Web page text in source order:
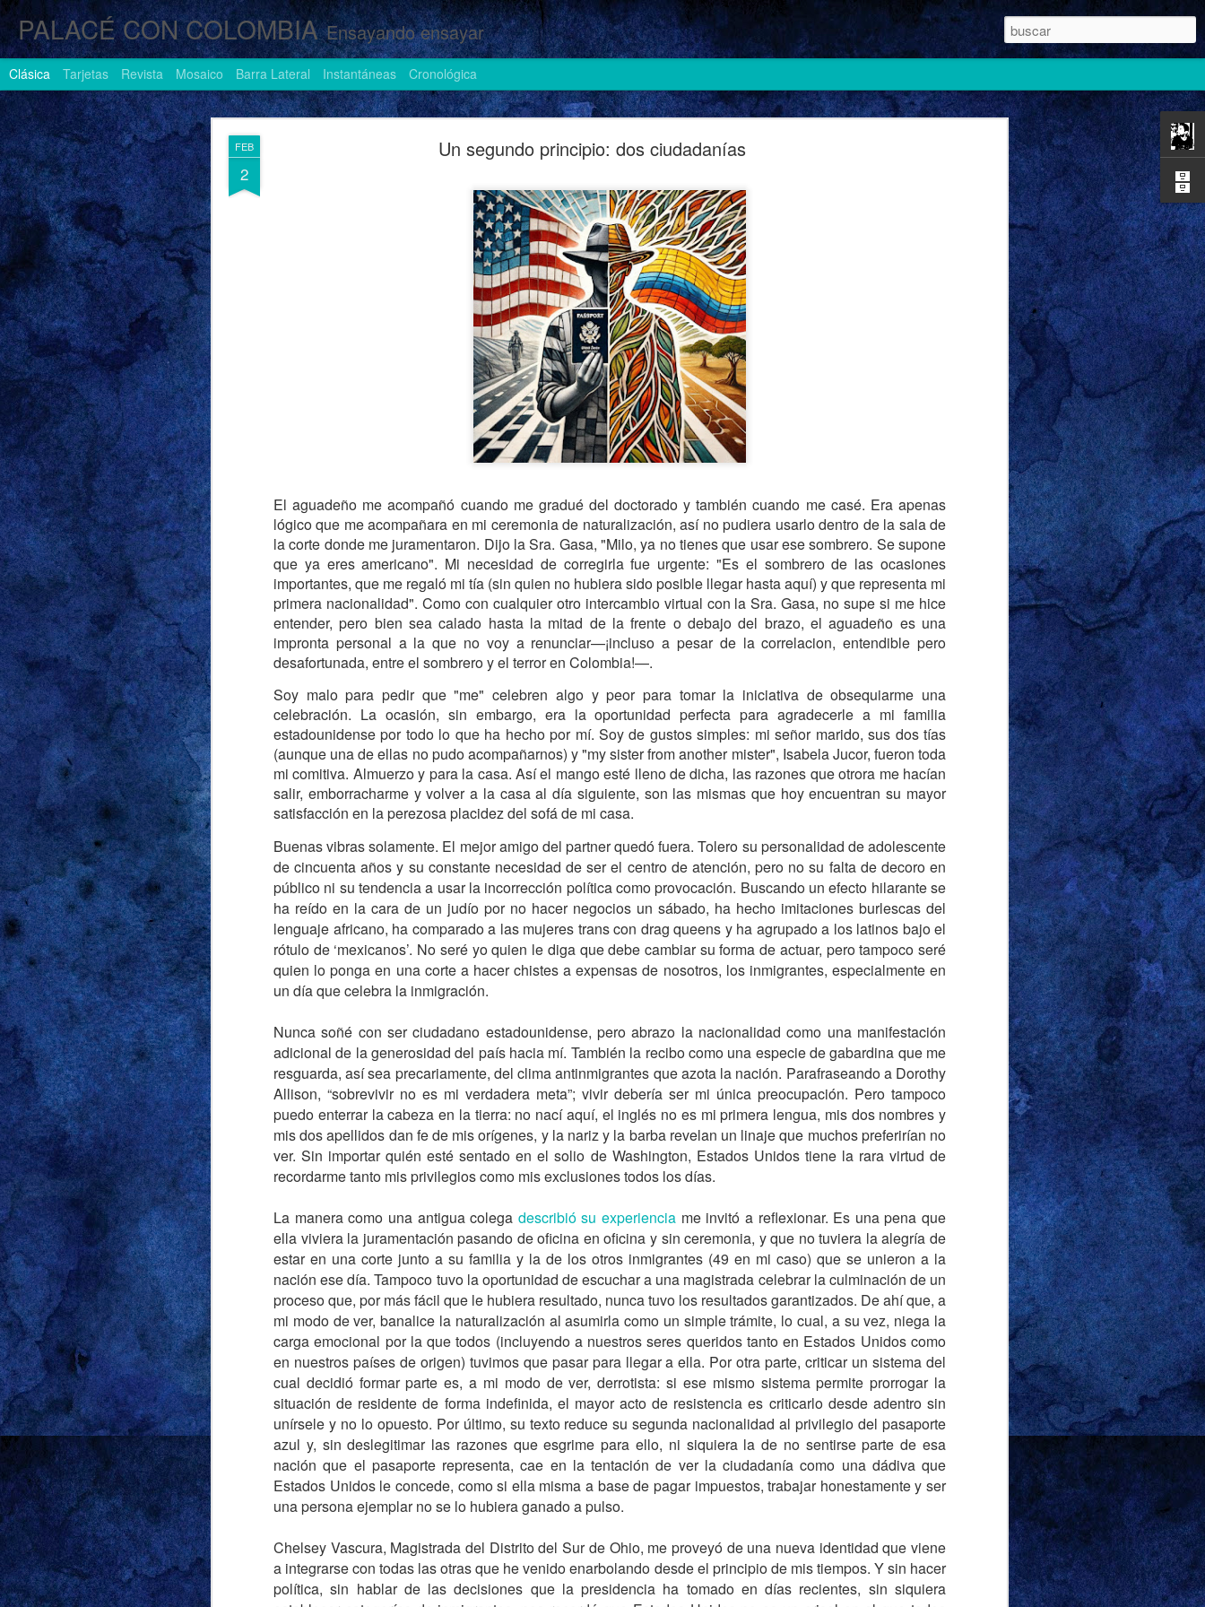
FEB
2
Un segundo principio: dos ciudadanías
El aguadeño me acompañó cuando me gradué del doctorado y también cuando me casé. Era apenas
lógico que me acompañara en mi ceremonia de naturalización, así no pudiera usarlo dentro de la sala de
la corte donde me juramentaron. Dijo la Sra. Gasa, "Milo, ya no tienes que usar ese sombrero. Se supone
que ya eres americano". Mi necesidad de corregirla fue urgente: "Es el sombrero de las ocasiones
importantes, que me regaló mi tía (sin quien no hubiera sido posible llegar hasta aquí) y que representa mi
primera nacionalidad". Como con cualquier otro intercambio virtual con la Sra. Gasa, no supe si me hice
entender, pero bien sea calado hasta la mitad de la frente o debajo del brazo, el aguadeño es una
impronta personal a la que no voy a renunciar—¡incluso a pesar de la correlacion, entendible pero
desafortunada, entre el sombrero y el terror en Colombia!—.
Soy malo para pedir que "me" celebren algo y peor para tomar la iniciativa de obsequiarme una
celebración. La ocasión, sin embargo, era la oportunidad perfecta para agradecerle a mi familia
estadounidense por todo lo que ha hecho por mí. Soy de gustos simples: mi señor marido, sus dos tías
(aunque una de ellas no pudo acompañarnos) y "my sister from another mister", Isabela Jucor, fueron toda
mi comitiva. Almuerzo y para la casa. Así el mango esté lleno de dicha, las razones que otrora me hacían
salir, emborracharme y volver a la casa al día siguiente, son las mismas que hoy encuentran su mayor
satisfacción en la perezosa placidez del sofá de mi casa.
Buenas vibras solamente. El mejor amigo del partner quedó fuera. Tolero su personalidad de adolescente
de cincuenta años y su constante necesidad de ser el centro de atención, pero no su falta de decoro en
público ni su tendencia a usar la incorrección política como provocación. Buscando un efecto hilarante se
ha reído en la cara de un judío por no hacer negocios un sábado, ha hecho imitaciones burlescas del
lenguaje africano, ha comparado a las mujeres trans con drag queens y ha agrupado a los latinos bajo el
rótulo de ‘mexicanos’. No seré yo quien le diga que debe cambiar su forma de actuar, pero tampoco seré
quien lo ponga en una corte a hacer chistes a expensas de nosotros, los inmigrantes, especialmente en
un día que celebra la inmigración.
Nunca soñé con ser ciudadano estadounidense, pero abrazo la nacionalidad como una manifestación
adicional de la generosidad del país hacia mí. También la recibo como una especie de gabardina que me
resguarda, así sea precariamente, del clima antinmigrantes que azota la nación. Parafraseando a Dorothy
Allison, “sobrevivir no es mi verdadera meta”; vivir debería ser mi única preocupación. Pero tampoco
puedo enterrar la cabeza en la tierra: no nací aquí, el inglés no es mi primera lengua, mis dos nombres y
mis dos apellidos dan fe de mis orígenes, y la nariz y la barba revelan un linaje que muchos preferirían no
ver. Sin importar quién esté sentado en el solio de Washington, Estados Unidos tiene la rara virtud de
recordarme tanto mis privilegios como mis exclusiones todos los días.
La manera como una antigua colega describió su experiencia me invitó a reflexionar. Es una pena que
ella viviera la juramentación pasando de oficina en oficina y sin ceremonia, y que no tuviera la alegría de
estar en una corte junto a su familia y la de los otros inmigrantes (49 en mi caso) que se unieron a la
nación ese día. Tampoco tuvo la oportunidad de escuchar a una magistrada celebrar la culminación de un
proceso que, por más fácil que le hubiera resultado, nunca tuvo los resultados garantizados. De ahí que, a
mi modo de ver, banalice la naturalización al asumirla como un simple trámite, lo cual, a su vez, niega la
carga emocional por la que todos (incluyendo a nuestros seres queridos tanto en Estados Unidos como
en nuestros países de origen) tuvimos que pasar para llegar a ella. Por otra parte, criticar un sistema del
cual decidió formar parte es, a mi modo de ver, derrotista: si ese mismo sistema permite prorrogar la
situación de residente de forma indefinida, el mayor acto de resistencia es criticarlo desde adentro sin
unírsele y no lo opuesto. Por último, su texto reduce su segunda nacionalidad al privilegio del pasaporte
azul y, sin deslegitimar las razones que esgrime para ello, ni siquiera la de no sentirse parte de esa
nación que el pasaporte representa, cae en la tentación de ver la ciudadanía como una dádiva que
Estados Unidos le concede, como si ella misma a base de pagar impuestos, trabajar honestamente y ser
una persona ejemplar no se lo hubiera ganado a pulso.
Chelsey Vascura, Magistrada del Distrito del Sur de Ohio, me proveyó de una nueva identidad que viene
a integrarse con todas las otras que he venido enarbolando desde el principio de mis tiempos. Y sin hacer
política, sin hablar de las decisiones que la presidencia ha tomado en días recientes, sin siquiera
PALACÉ CON COLOMBIA Ensayando ensayar
Clásica Tarjetas Revista Mosaico Barra Lateral Instantáneas Cronológica
AUG
1
Cosas de heteros (II)
escuché más de una vez, el comentario se refería a parejas heterosexuales con alguna diferencia notable
en términos de edad, clase social o raza. Y sí, mi abuela era así de edadista, clasista y racista, pero quien
haya crecido en una versión distinta de Colombia, que tire la primera piedra. No vivió lo suficiente para
conocer a mi primer novio, así que no sé qué tan homófoba era, pero conoció a muchos de mis amigos y a
todos los trató muy bien, así que la discusión sobre intersecciones termina aquí.
Lo dije en la entrada anterior: si mi radar detecta algo, quiero conversarlo con mi señor marido y escribir al
respecto. Y lo que detectaron tanto mi radar como el suyo, para el caso que convoca esta entrada, era
demasiado grande para dejarlo pasar. Todo comenzó en un incierto jueves o viernes de 2024. El
nuestra casa vueltas miseria. Por eso, en cuanto escuché el primer trueno, salí a organizarlas de manera
que no cayeran las unas sobre las otras. Mientras estaba en ello, vi a la vecina del frente. Soy tan buen
vecino que en los dos años que vivió en la cuadra no me molesté en preguntarle su nombre. Llamémosla
Grace para no dejarla anónima. No sé con exactitud qué pretendía, pero salió de la casa con un cirio de
unos 50 centímetros de alto, lo encendió, lo miró atentísima por un par de minutos y lo dejó alumbrando la
puerta tras cerrarla tras de sí. El indígena soy yo, pero la blanquita, con su cirio bajo la tormenta, parecía
decidida a recordarme que la superstición también puede ser gringa, rubia y suburbana.
Las cábalas sobre el ritual ocuparon sesudos debates en nuestra mesa del comedor en los días
siguientes, pero preferimos no darle mayor importancia. Creímos habernos reído lo suficiente con el cirio
sin agregar más detalles. Eso hasta que empezamos a reparar en su compañero a quien, por las mismas
razones antedichas, llamaremos Will. Bajito, más bien maluquito de cara y con un gusto para vestirse que
gritaba “mi mamá me mima, mi mamá me ama” a los cuatro vientos. Las piernas de rugbier y el culo, como
para el cumpleaños de un cacorro, no le alcanzaban para compensar sus demás falencias. El detalle que
desencadenó la observación fue una bermuda que le caía unos 25 cm arriba de la rodilla: los famosos
sospechas. Y las sospechas se intensificaron en cuanto la parejita entró en crisis.
Supimos que había problemas en el hogar de Will y Grace una tarde de viernes mientras apurábamos
vodka-tonics en el porche. Que Will hubiera hecho chirriar las llantas del carro mientras se alejaba de la
casa fue mucho menos espectacular que lo que ocurrió luego. Grace salió a hablar mal de él a un
volumen tan alto que los maricas de la casa del frente acabaron escuchándolo todo. El memorial de
agravios que le espetó a quien estuviera al otro lado de la línea no incluía violencia de ningún tipo,
tampoco problemas financieros o con la división de los quehaceres domésticos. Parecía más una
cuál fue el detonante, pero mientras le ponía fertilizante a Judy Garland, la floribunda consentida, el
bombillo se encendió: “Creo que Grace le olió el pandebono a Will”. Mi señor marido, por su parte,
manguera en mano, oído aguzado, se enteró también de que su presencia la importunaba tanto que se
sentía peor persona por su culpa, "the more he stays, the more he fucks me over", fueron sus palabras.
A partir de ese momento, el show de Will y Grace se convirtió en el programa con más rating en mi hogar.
Nótese: ni mi señor marido ni yo tuvimos que meternos en la vida de la, en apariencia, infeliz pareja. Nos
bastó con sentarnos en el porche con nuestros cocteles, unas tardes sí y otras también, para no perder un
solo detalle del novelón que se emitía desde el porche del frente. Imposible decir que era una situación
tipo Madonna y Sean Penn en “Till Death Do Us Part”; más bien eran Madonna y Sean Penn en “Bizarre”,
atrapados en un círculo vicioso impuesto por el contrato de arrendamiento: no poderse separar los llevaba
a peleas que terminaban en reconciliaciones que terminaban en peleas.
Luego vino la calma. Grace se veía contenta, probablemente porque Will empezó a pasar más tiempo
fuera de la casa. Él se compró unos cuantosfuck me shorts
pasar del pandebono a CeCe Peniston entrando en escena.
Meeting Mr. Right, the man of my dreams / The one who shows me true love, or at least it seems / With
brown cocoa skin and curly black hair / It's just the way he looks at me, that gentle, loving stare